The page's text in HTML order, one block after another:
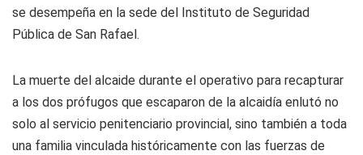
se desempeña en la sede del Instituto de Seguridad
Pública de San Rafael.
La muerte del alcaide durante el operativo para recapturar
a los dos prófugos que escaparon de la alcaidía enlutó no
solo al servicio penitenciario provincial, sino también a toda
una familia vinculada históricamente con las fuerzas de